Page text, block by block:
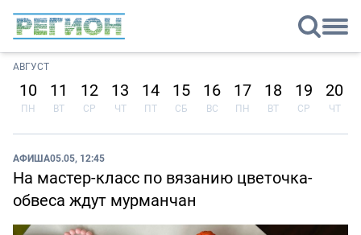
АВГУСТ
10
ПН
11
ВТ
12
СР
13
ЧТ
14
ПТ
15
СБ
16
ВС
17
ПН
18
ВТ
19
СР
20
ЧТ
АФИША05.05, 12:45
На мастер-класс по вязанию цветочка-
обвеса ждут мурманчан